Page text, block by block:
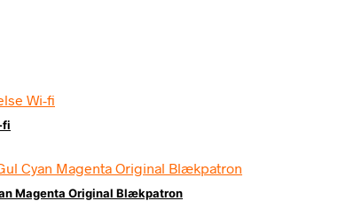
fi
Magenta Original Blækpatron